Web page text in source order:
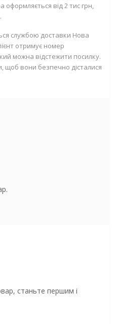
оформляється від 2 тис грн,
службою доставки Нова
отримує номер
можна відстежити посилку.
щоб вони безпечно дісталися
станьте першим і